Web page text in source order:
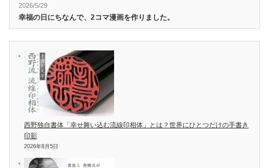
2026/5/29
幸福の日にちなんで、2コマ漫画を作りました。
西野独自書体「幸せ舞い込む流線印相体」とは？世界にひとつだけの手書き
印影
2026年8月5日